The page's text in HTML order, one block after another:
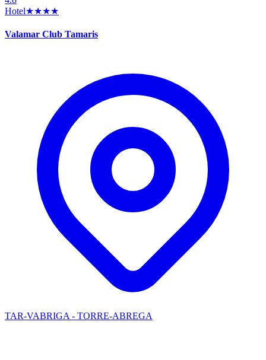
Hotel★★★★
Valamar Club Tamaris
TAR-VABRIGA - TORRE-ABREGA